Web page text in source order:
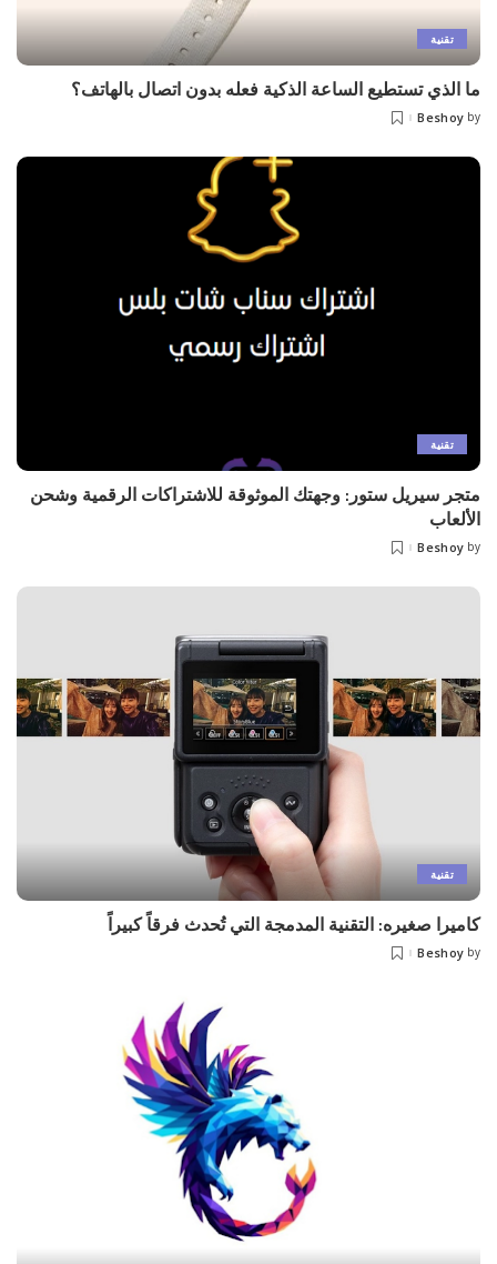
تقنية
ما الذي تستطيع الساعة الذكية فعله بدون اتصال بالهاتف؟
Posted
by
Beshoy
تقنية
متجر سيريل ستور: وجهتك الموثوقة للاشتراكات الرقمية وشحن
الألعاب
Posted
by
Beshoy
تقنية
كاميرا صغيره: التقنية المدمجة التي تُحدث فرقاً كبيراً
Posted
by
Beshoy